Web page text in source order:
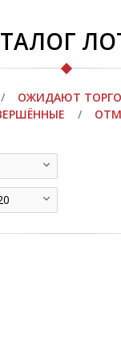
/ ОЖИДАЮТ
/